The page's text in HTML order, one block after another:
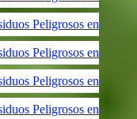
Peligrosos en
Peligrosos en
Peligrosos en
Peligrosos en